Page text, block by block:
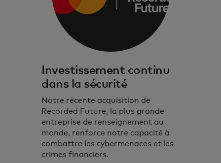
Investissement continu
dans la sécurité
Notre récente acquisition de
Recorded Future, la plus grande
entreprise de renseignement au
monde, renforce notre capacité à
combattre les cybermenaces et les
crimes financiers.